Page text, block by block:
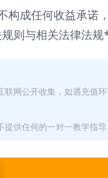
构成任何收益承诺
则与相关法律法
联网公开收集，如遇充值
提供任何的一对一教学指